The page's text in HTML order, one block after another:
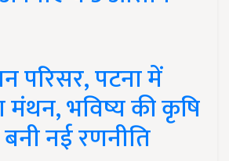
परिसर, पटना में
मंथन, भविष्य की कृषि
नई रणनीति